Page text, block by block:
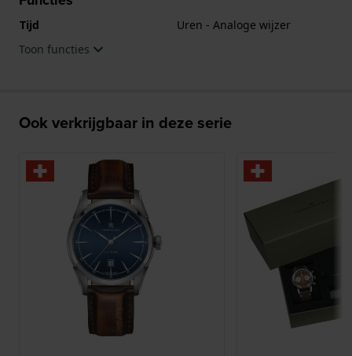
Tijd
Uren - Analoge wijzer
Toon functies
Ook verkrijgbaar in deze serie